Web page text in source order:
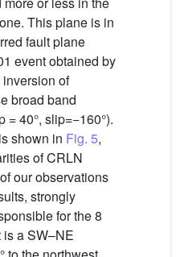
This plane is in
fault plane
event obtained by
inversion of
broad band
= 40°, slip=−160°).
shown in Fig. 5,
of CRLN
our observations
strongly
for the 8
is a SW–NE